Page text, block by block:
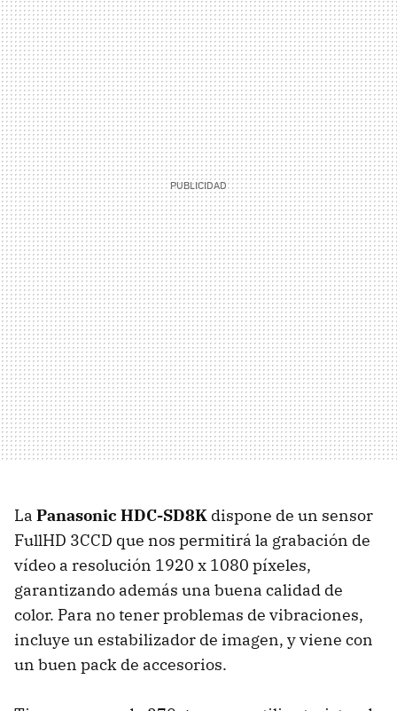
La Panasonic HDC-SD8K dispone de un sensor
FullHD 3CCD que nos permitirá la grabación de
vídeo a resolución 1920 x 1080 píxeles,
garantizando además una buena calidad de
color. Para no tener problemas de vibraciones,
incluye un estabilizador de imagen, y viene con
un buen pack de accesorios.